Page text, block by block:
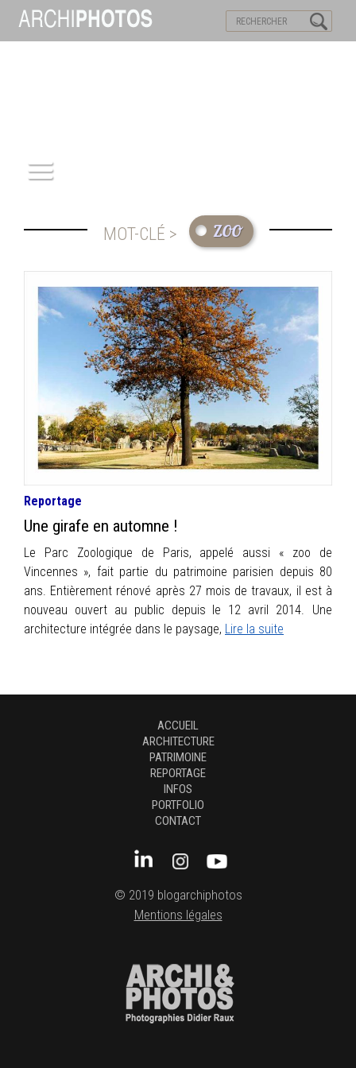
PATRIMOINE
REPORTAGE
PORTFOLIO
CONTACT
MOT-CLÉ > zoo
Reportage
Une girafe en automne !
Le Parc Zoologique de Paris, appelé aussi « zoo de
Vincennes », fait partie du patrimoine parisien depuis 80
ans. Entièrement rénové après 27 mois de travaux, il est à
nouveau ouvert au public depuis le 12 avril 2014. Une
architecture intégrée dans le paysage, Lire la suite
ACCUEIL
ARCHITECTURE
PATRIMOINE
REPORTAGE
INFOS
PORTFOLIO
CONTACT
© 2019 blogarchiphotos
Mentions légales